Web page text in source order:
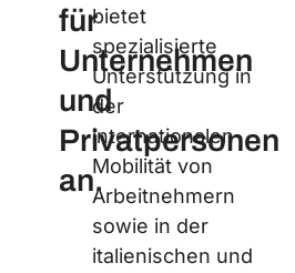
für
Unternehmen
und
Privatpersonen
an.
bietet
spezialisierte
Unterstützung in
der
internationalen
Mobilität von
Arbeitnehmern
sowie in der
italienischen und